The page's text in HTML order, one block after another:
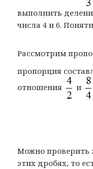
выполнить
числа 4 и 6.
Рассмотрим
пропорция
отношения
и
Можно проверить
этих дробях, то